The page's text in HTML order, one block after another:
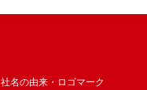
社名の由来・ロゴマーク